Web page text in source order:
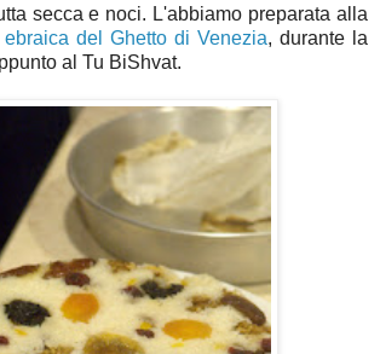
secca e noci. L'abbiamo preparata alla
del Ghetto di Venezia, durante la
al Tu BiShvat.